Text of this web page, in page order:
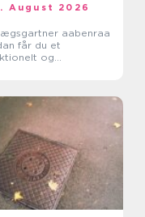
August 2026
aabenraa
får du et
og